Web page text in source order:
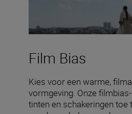
Film Bias
Kies voor een warme,
vormgeving. Onze
tinten en schakeringen toe